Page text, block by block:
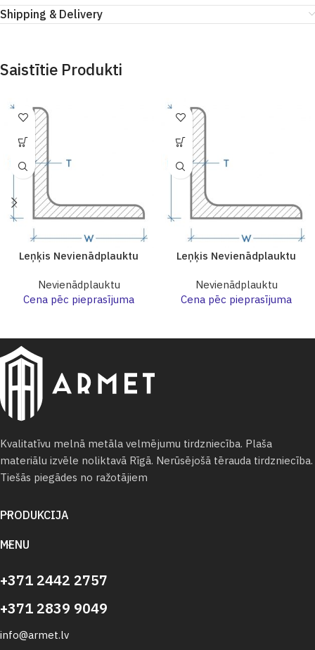
Shipping & Delivery
Saistītie Produkti
Leņķis Nevienādplauktu
Nevienādplauktu
Cena pēc pieprasījuma
Leņķis Nevienādplauktu
Nevienādplauktu
Cena pēc pieprasījuma
Kvalitatīvu melnā metāla velmējumu tirdzniecība. Plaša
materiālu izvēle noliktavā Rīgā. Nerūsējošā tērauda tirdzniecība.
Tiešās piegādes no ražotājiem
PRODUKCIJA
MENU
+371 2442 2757
+371 2839 9049
info@armet.lv